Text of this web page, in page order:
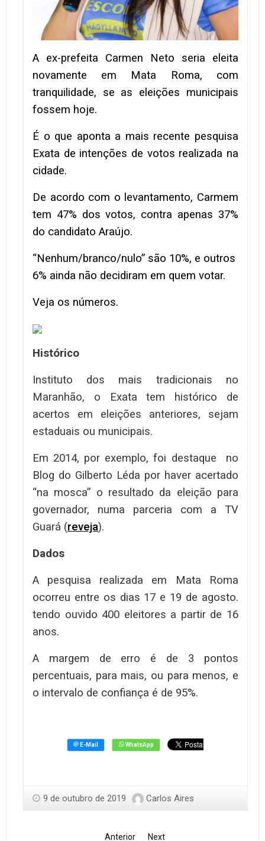
A ex-prefeita Carmen Neto seria eleita
novamente em Mata Roma, com
tranquilidade, se as eleições municipais
fossem hoje.
É o que aponta a mais recente pesquisa
Exata de intenções de votos realizada na
cidade.
De acordo com o levantamento, Carmem
tem 47% dos votos, contra apenas 37%
do candidato Araújo.
“Nenhum/branco/nulo” são 10%, e outros
6% ainda não decidiram em quem votar.
Veja os números.
Histórico
Instituto dos mais tradicionais no
Maranhão, o Exata tem histórico de
acertos em eleições anteriores, sejam
estaduais ou municipais.
Em 2014, por exemplo, foi destaque no
Blog do Gilberto Léda por haver acertado
“na mosca” o resultado da eleição para
governador, numa parceria com a TV
Guará (reveja).
Dados
A pesquisa realizada em Mata Roma
ocorreu entre os dias 17 e 19 de agosto.
tendo ouvido 400 eleitores a partir de 16
anos.
A margem de erro é de 3 pontos
percentuais, para mais, ou para menos, e
o intervalo de confiança é de 95%.
9 de outubro de 2019 Carlos Aires
Anterior Next